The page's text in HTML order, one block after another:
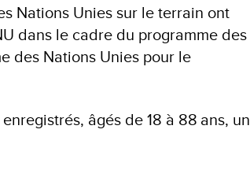
Nations Unies sur le terrain ont
dans le cadre du programme des
des Nations Unies pour le
âgés de 18 à 88 ans, un